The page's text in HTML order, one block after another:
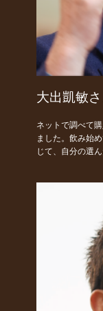
大出凱敏さ
ネットで調べて
ました。飲み始
じて、自分の選